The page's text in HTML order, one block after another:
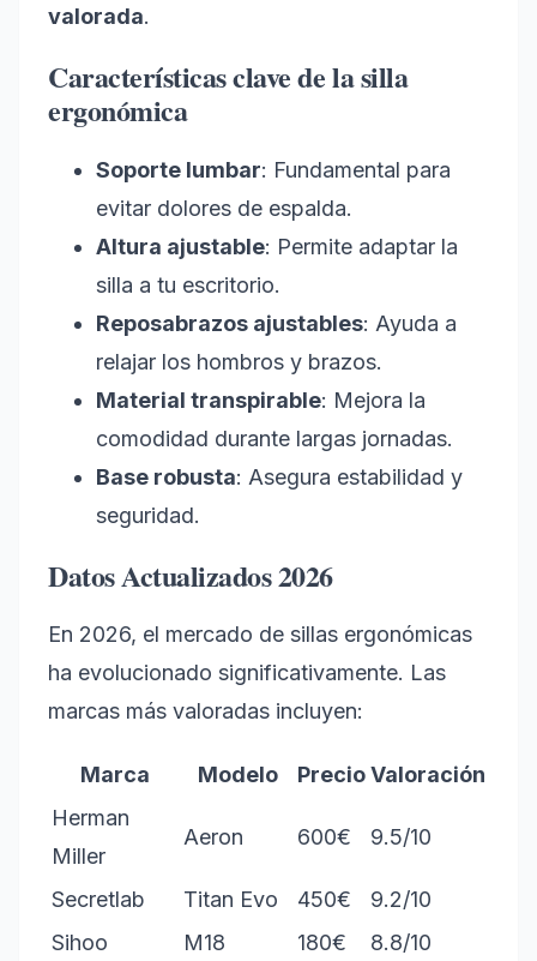
valorada.
Características clave de la silla
ergonómica
Soporte lumbar: Fundamental para
evitar dolores de espalda.
Altura ajustable: Permite adaptar la
silla a tu escritorio.
Reposabrazos ajustables: Ayuda a
relajar los hombros y brazos.
Material transpirable: Mejora la
comodidad durante largas jornadas.
Base robusta: Asegura estabilidad y
seguridad.
Datos Actualizados 2026
En 2026, el mercado de sillas ergonómicas
ha evolucionado significativamente. Las
marcas más valoradas incluyen:
Marca Modelo PrecioValoración
Herman
Miller
Aeron 600€ 9.5/10
Secretlab Titan Evo 450€
9.2/10
Sihoo
M18 180€
8.8/10